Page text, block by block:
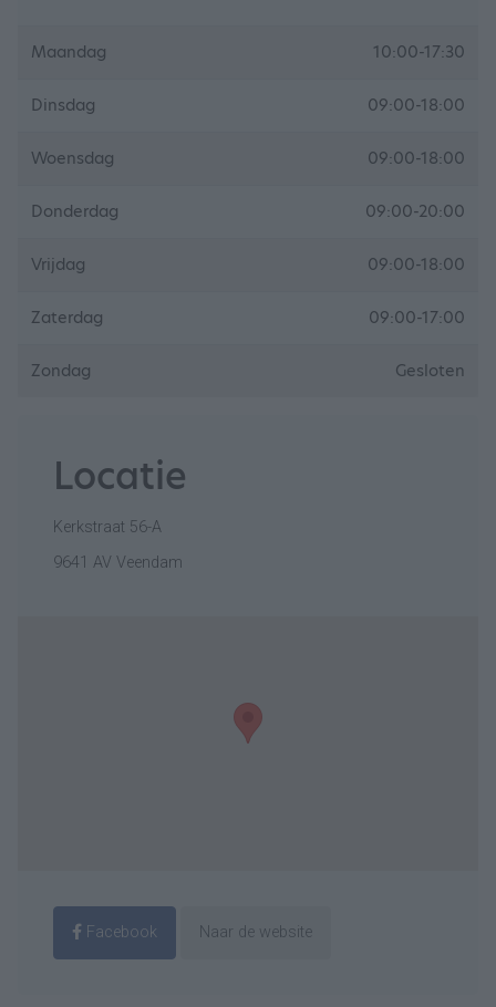
Maandag 10:00-17:30
Dinsdag 09:00-18:00
Woensdag 09:00-18:00
Donderdag 09:00-20:00
Vrijdag 09:00-18:00
Zaterdag 09:00-17:00
Zondag Gesloten
Locatie
Kerkstraat 56-A
9641 AV Veendam
Facebook Naar de website